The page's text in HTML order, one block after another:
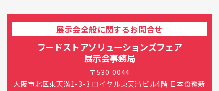
展示会全般に関するお問合せ
フードストアソリューションズフェア
展示会事務局
〒530-0044
大阪市北区東天満1-3-3 ロイヤル東天満ビル4階 日本食糧新